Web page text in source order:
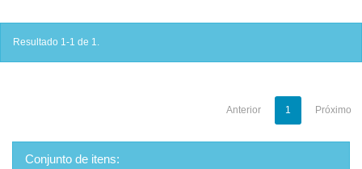
Resultado 1-1 de 1.
Anterior 1 Próximo
Conjunto de itens: